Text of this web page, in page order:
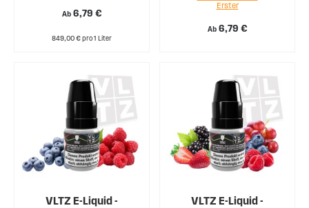
Ab 6,79 €
849,00 € pro 1 Liter
Ab 6,79 €
Erster
VLTZ E-Liquid -
VLTZ E-Liquid -